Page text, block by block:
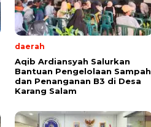
daerah
Aqib Ardiansyah Salurkan
Bantuan Pengelolaan Sampah
dan Penanganan B3 di Desa
Karang Salam